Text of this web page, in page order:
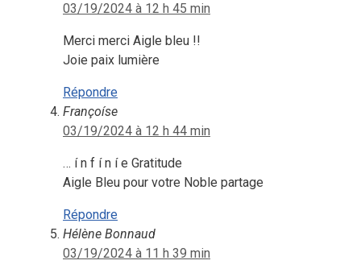
03/19/2024 à 12 h 45 min
Merci merci Aigle bleu !!
Joie paix lumière
Répondre
Françoíse
03/19/2024 à 12 h 44 min
… í n f í n í e Gratitude
Aigle Bleu pour votre Noble partage
Répondre
Hélène Bonnaud
03/19/2024 à 11 h 39 min